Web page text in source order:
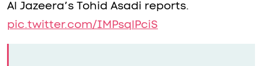
Al Jazeera’s Tohid Asadi reports.
pic.twitter.com/IMPsqlPciS